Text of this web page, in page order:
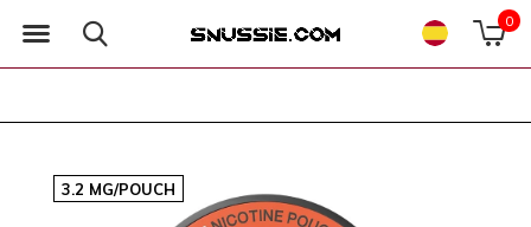
0
3.2 MG/POUCH